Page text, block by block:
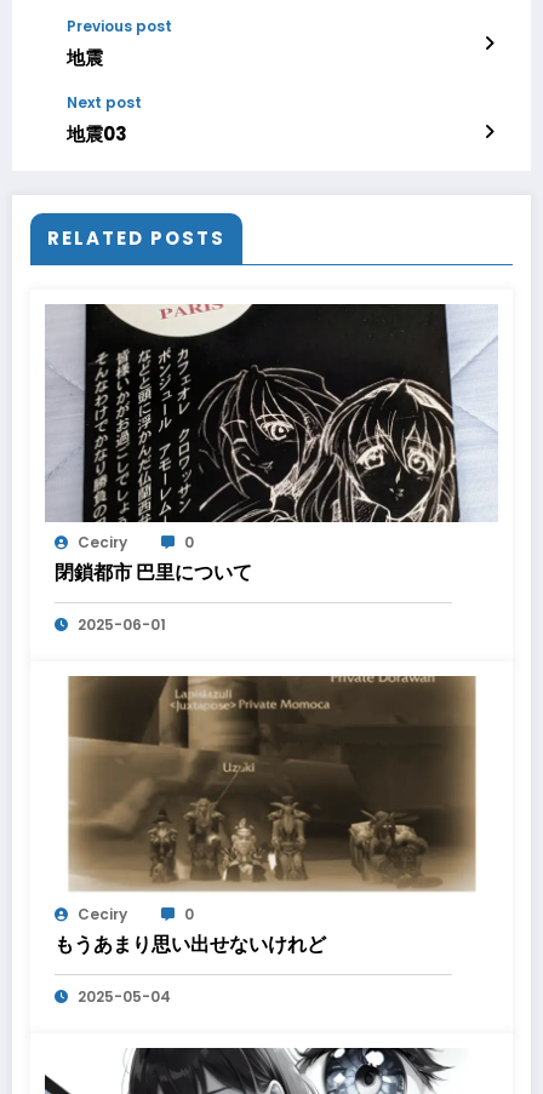
Previous post
地震
Next post
地震03
RELATED POSTS
Ceciry 0
閉鎖都市 巴里について
2025-06-01
Ceciry 0
もうあまり思い出せないけれど
2025-05-04